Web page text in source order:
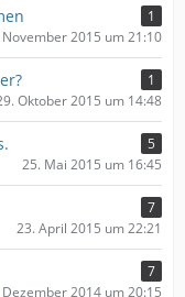
1
November 2015 um 21:10
1
Oktober 2015 um 14:48
5
25. Mai 2015 um 16:45
7
23. April 2015 um 22:21
7
2014 um 20:15